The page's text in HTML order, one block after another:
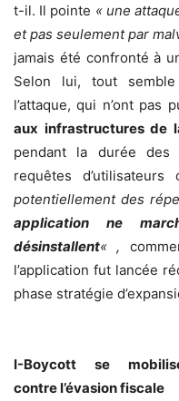
t-il. Il pointe « une
et pas seulement par
jamais été confronté à
Selon lui, tout
l’attaque, qui n’ont
aux infrastructures de
pendant la durée des
requêtes
potentiellement des
application ne
désinstallent« ,
l’application fut lancée
phase stratégie
I-Boycott se
contre l’évasion fiscale